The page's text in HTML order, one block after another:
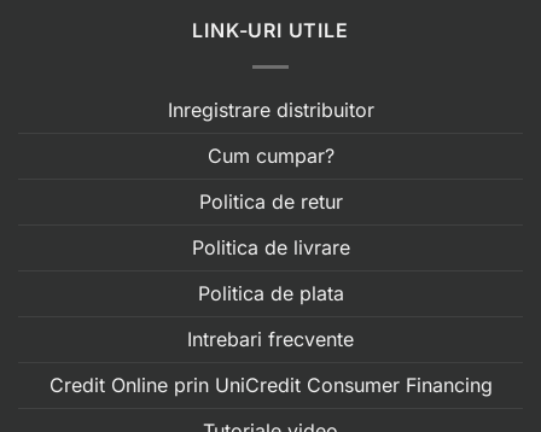
LINK-URI UTILE
Inregistrare distribuitor
Cum cumpar?
Politica de retur
Politica de livrare
Politica de plata
Intrebari frecvente
Credit Online prin UniCredit Consumer Financing